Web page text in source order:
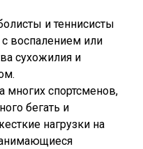
и теннисисты
воспалением или
сухожилия и
многих спортсменов,
бегать и
нагрузки на